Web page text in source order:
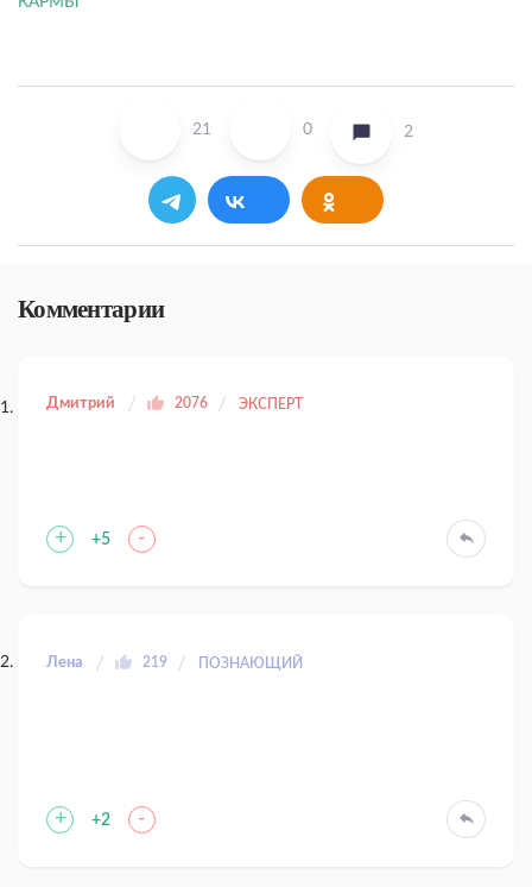
21 0 2
Комментарии
Дмитрий 2076 ЭКСПЕРТ
+ +5 -
Лена 219 ПОЗНАЮЩИЙ
+ +2 -